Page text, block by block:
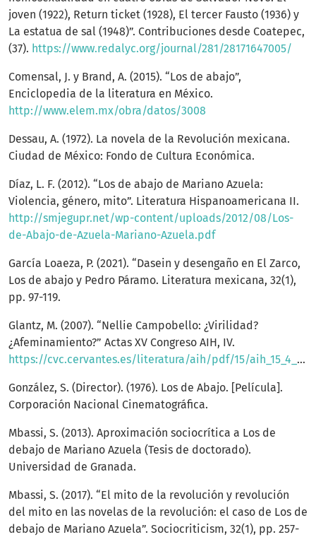
joven (1922), Return ticket (1928), El tercer Fausto (1936) y
La estatua de sal (1948)”. Contribuciones desde Coatepec,
(37). https://www.redalyc.org/journal/281/28171647005/
Comensal, J. y Brand, A. (2015). “Los de abajo”,
Enciclopedia de la literatura en México.
http://www.elem.mx/obra/datos/3008
Dessau, A. (1972). La novela de la Revolución mexicana.
Ciudad de México: Fondo de Cultura Económica.
Díaz, L. F. (2012). “Los de abajo de Mariano Azuela:
Violencia, género, mito”. Literatura Hispanoamericana II.
http://smjegupr.net/wp-content/uploads/2012/08/Los-
de-Abajo-de-Azuela-Mariano-Azuela.pdf
García Loaeza, P. (2021). “Dasein y desengaño en El Zarco,
Los de abajo y Pedro Páramo. Literatura mexicana, 32(1),
pp. 97-119.
Glantz, M. (2007). “Nellie Campobello: ¿Virilidad?
¿Afeminamiento?” Actas XV Congreso AIH, IV.
https://cvc.cervantes.es/literatura/aih/pdf/15/aih_15_4_025.pdf
González, S. (Director). (1976). Los de Abajo. [Película].
Corporación Nacional Cinematográfica.
Mbassi, S. (2013). Aproximación sociocrítica a Los de
debajo de Mariano Azuela (Tesis de doctorado).
Universidad de Granada.
Mbassi, S. (2017). “El mito de la revolución y revolución
del mito en las novelas de la revolución: el caso de Los de
debajo de Mariano Azuela”. Sociocriticism, 32(1), pp. 257-